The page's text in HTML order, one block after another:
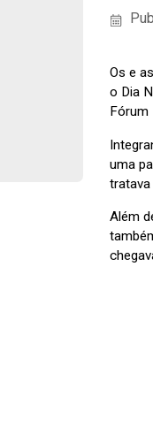
Os e
o Dia
uma
tratava
Além